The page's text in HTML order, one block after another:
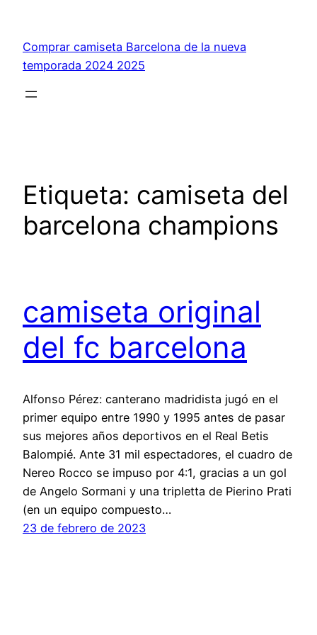
contenido
Comprar camiseta Barcelona de la nueva
temporada 2024 2025
Etiqueta: camiseta del
barcelona champions
camiseta original
del fc barcelona
Alfonso Pérez: canterano madridista jugó en el
primer equipo entre 1990 y 1995 antes de pasar
sus mejores años deportivos en el Real Betis
Balompié. Ante 31 mil espectadores, el cuadro de
Nereo Rocco se impuso por 4:1, gracias a un gol
de Angelo Sormani y una tripletta de Pierino Prati
(en un equipo compuesto…
23 de febrero de 2023